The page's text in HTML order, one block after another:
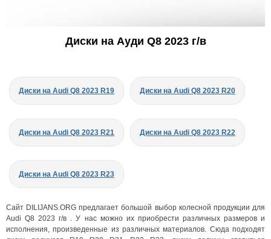
Диски на Ауди Q8 2023 г/в
Диски на Audi Q8 2023 R19 Диски на Audi Q8 2023 R20
Диски на Audi Q8 2023 R21 Диски на Audi Q8 2023 R22
Диски на Audi Q8 2023 R23
Сайт DILIJANS.ORG предлагает большой выбор колесной продукции для
Audi Q8 2023 г/в . У нас можно их приобрести различных размеров и
исполнения, произведенные из различных материалов. Сюда подходят